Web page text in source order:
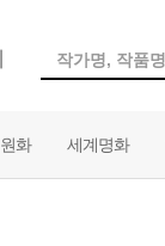
원화 세계명화